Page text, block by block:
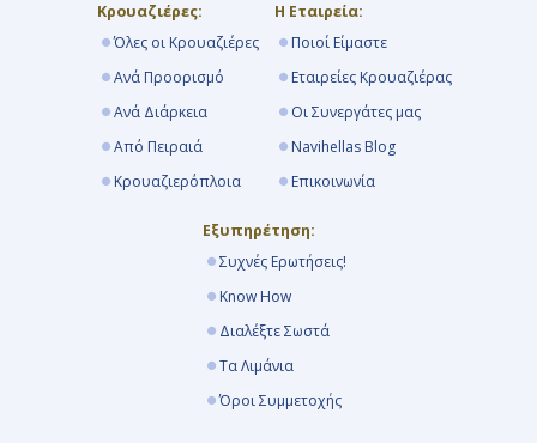
Κρουαζιέρες:
Όλες οι Κρουαζιέρες
Ανά Προορισμό
Ανά Διάρκεια
Από Πειραιά
Κρουαζιερόπλοια
Η Εταιρεία:
Ποιοί Είμαστε
Εταιρείες Κρουαζιέρας
Οι Συνεργάτες μας
Navihellas Blog
Επικοινωνία
Εξυπηρέτηση:
Συχνές Ερωτήσεις!
Know How
Διαλέξτε Σωστά
Τα Λιμάνια
Όροι Συμμετοχής